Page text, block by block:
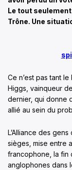
Le tout
Trône. Une
Ce n’est pas tant
Higgs, vainqueur
dernier, qui donne
allié au sein du
L’Alliance des
sièges, mise entre
francophone, la fin
anglophones dans